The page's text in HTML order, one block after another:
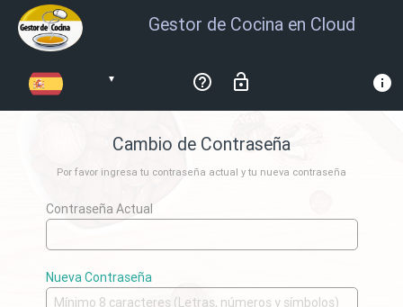
Gestor de Cocina en Cloud
▼ help_outline lock_open info